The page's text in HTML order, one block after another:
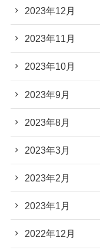
2023年12月
2023年11月
2023年10月
2023年9月
2023年8月
2023年3月
2023年2月
2023年1月
2022年12月